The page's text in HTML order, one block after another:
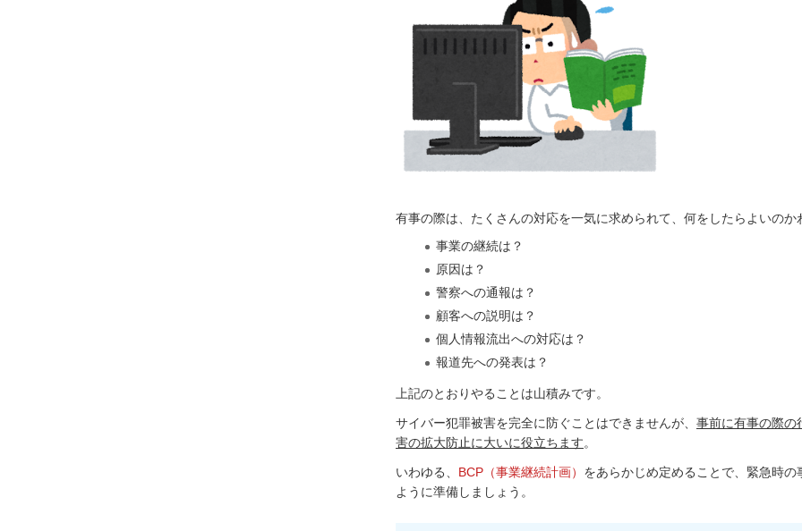
有事の際は、たくさんの対応を一気に求められて、何をしたらよいの
事業の継続は？
原因は？
警察への通報は？
顧客への説明は？
個人情報流出への対応は？
報道先への発表は？
上記のとおりやることは山積みです。
サイバー犯罪被害を完全に防ぐことはできませんが、 事前に有事の際の
害の拡大防止に大いに役立ちます。
いわゆる、 BCP（事業継続計画） をあらかじめ定めることで、緊急時
ように準備しましょう。